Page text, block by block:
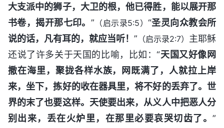
大支派中的狮子，大卫的根，他已得胜，能以展开那
书卷，揭开那七印。 ” （启示录5:5） “圣灵向众教会所
说的话，凡有耳的，就应当听！ ” （启示录2:7） 主耶稣
还说了许多关于天国的比喻，比如：“天国又好像网
撒在海里，聚拢各样水族，网既满了，人就拉上岸
来，坐下，拣好的收在器具里，将不好的丢弃了。世
界的末了也要这样。天使要出来，从义人中把恶人分
别出来，丢在火炉里，在那里必要哀哭切齿了。 ”